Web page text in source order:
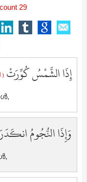
29
إِذَا الشَّمْسُ كُوِّرَتْ ( 1 )
وَإِذَا النُّجُومُ